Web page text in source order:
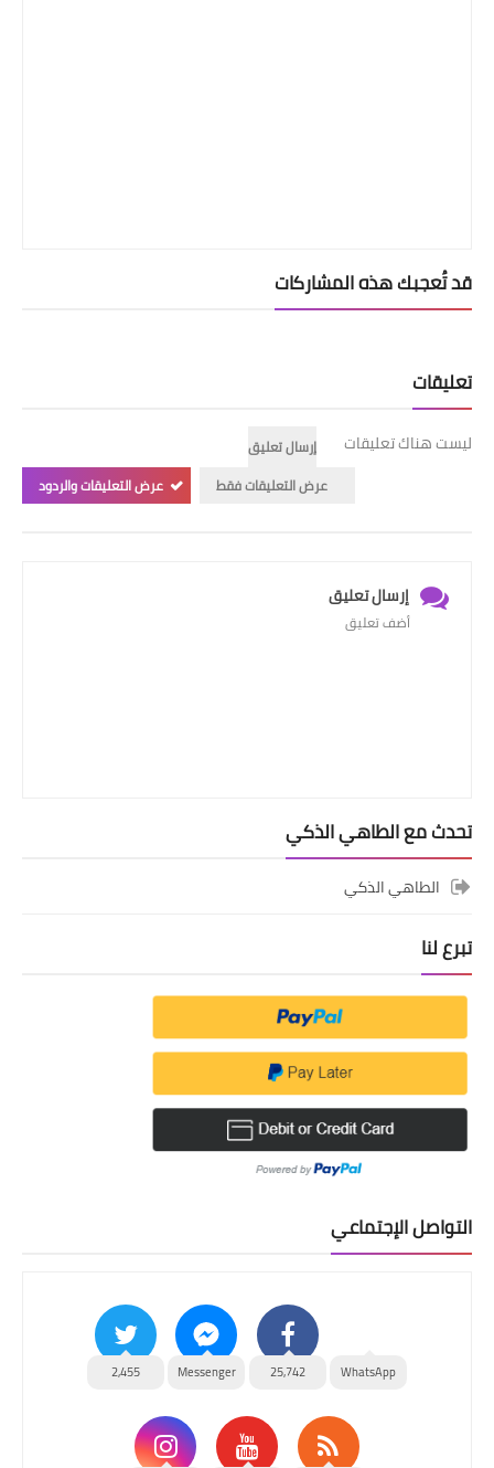
قد تُعجبك هذه المشاركات
تعليقات
ليست هناك تعليقات
إرسال تعليق
عرض التعليقات فقط
عرض التعليقات والردود
إرسال تعليق
أضف تعليق
تحدث مع الطاهي الذكي
الطاهي الذكي
تبرع لنا
التواصل الإجتماعي
WhatsApp
25,742
Messenger
2,455